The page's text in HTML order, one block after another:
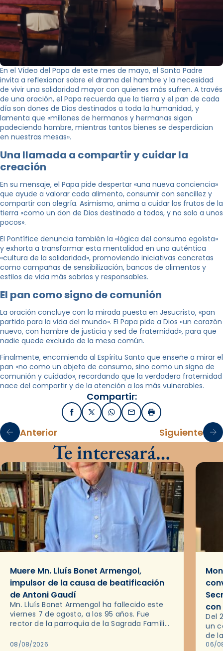
En el Vídeo del Papa de este mes de mayo, el Santo Padre
invita a reflexionar sobre el drama del hambre y la necesidad
de vivir una solidaridad mayor con quienes más sufren. A través
de una oración, el Papa recuerda que la tierra y el pan de cada
día son dones de Dios destinados a toda la humanidad, y
lamenta que «millones de hermanos y hermanas sigan
padeciendo hambre, mientras tantos bienes se desperdician
en nuestras mesas».
Una llamada a compartir y cuidar la
creación
En su mensaje, el Papa pide despertar «una nueva conciencia»
que ayude a valorar cada alimento, consumir con sencillez y
compartir con alegría. Asimismo, anima a cuidar los frutos de la
tierra «como un don de Dios destinado a todos, y no solo a unos
pocos».
El Pontífice denuncia también la «lógica del consumo egoísta»
y exhorta a transformar esta mentalidad en una auténtica
«cultura de la solidaridad», promoviendo iniciativas concretas
como campañas de sensibilización, bancos de alimentos y
estilos de vida más sobrios y responsables.
El pan como signo de comunión
La oración concluye con la mirada puesta en Jesucristo, «pan
partido para la vida del mundo». El Papa pide a Dios «un corazón
nuevo, con hambre de justicia y sed de fraternidad», para que
nadie quede excluido de la mesa común.
Finalmente, encomienda al Espíritu Santo que enseñe a mirar el
pan «no como un objeto de consumo, sino como un signo de
comunión y cuidado», recordando que la verdadera fraternidad
nace del compartir y de la atención a los más vulnerables.
Compartir:
FacebookX / TwitterWhatsApp
EmailImprimir
Anterior Siguiente
Te interesará…
Muere Mn. Lluís Bonet Armengol,
impulsor de la causa de beatificación
de Antoni Gaudí
Mn. Lluís Bonet Armengol ha fallecido este
viernes 7 de agosto, a los 95 años. Fue
rector de la parroquia de la Sagrada Família
08/08/2026
Del
un
de
en
06/